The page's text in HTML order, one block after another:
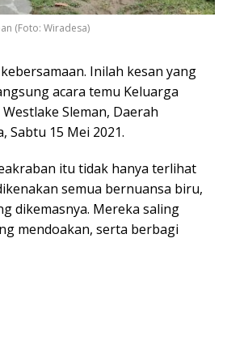
(Foto: Wiradesa)
Inilah kesan yang
acara temu Keluarga
Sleman, Daerah
Sabtu 15 Mei 2021.
itu tidak hanya terlihat
semua bernuansa biru,
dikemasnya. Mereka saling
mendoakan, serta berbagi